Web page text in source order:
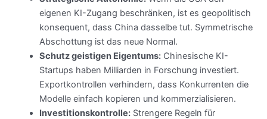
eigenen KI-Zugang beschränken, ist es geopolitisch
konsequent, dass China dasselbe tut. Symmetrische
Abschottung ist das neue Normal.
Schutz geistigen Eigentums: Chinesische KI-
Startups haben Milliarden in Forschung investiert.
Exportkontrollen verhindern, dass Konkurrenten die
Modelle einfach kopieren und kommerzialisieren.
Investitionskontrolle: Strengere Regeln für